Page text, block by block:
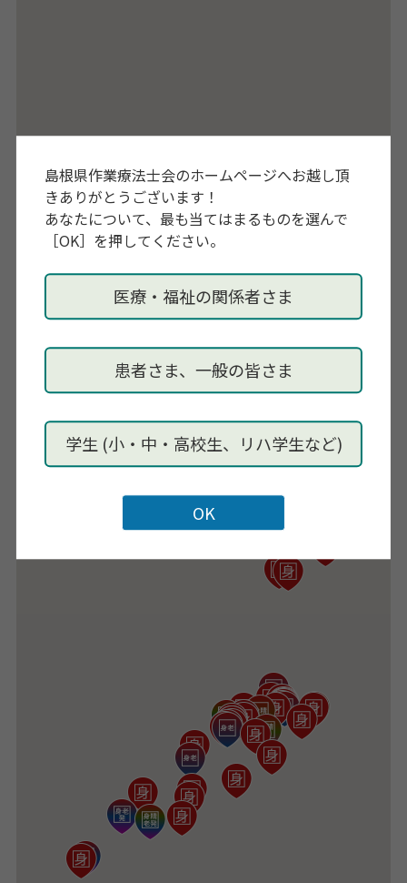
島根県作業療法士会のホームページへお越し頂
きありがとうございます！
あなたについて、最も当てはまるものを選んで
［OK］を押してください。
医療・福祉の関係者さま
患者さま、一般の皆さま
学生 (小・中・高校生、リハ学生など)